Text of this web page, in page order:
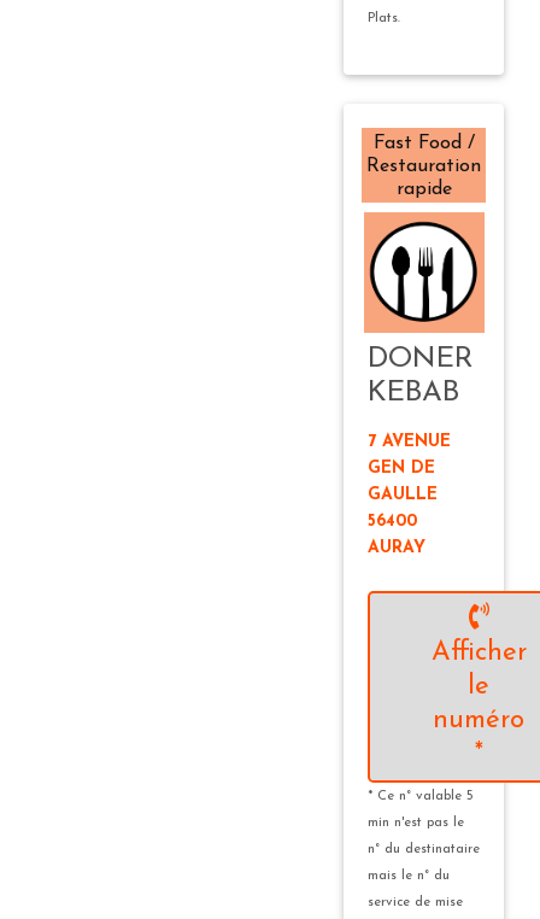
Plats.
Fast Food /
Restauration
rapide
DONER
KEBAB
7 AVENUE
GEN DE
GAULLE
56400
AURAY
Afficher
le
numéro
*
* Ce n° valable 5
min n'est pas le
n° du destinataire
mais le n° du
service de mise